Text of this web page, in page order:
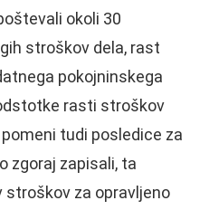
okoli 30
stroškov dela, rast
pokojninskega
rasti stroškov
tudi posledice za
zgoraj zapisali, ta
za opravljeno